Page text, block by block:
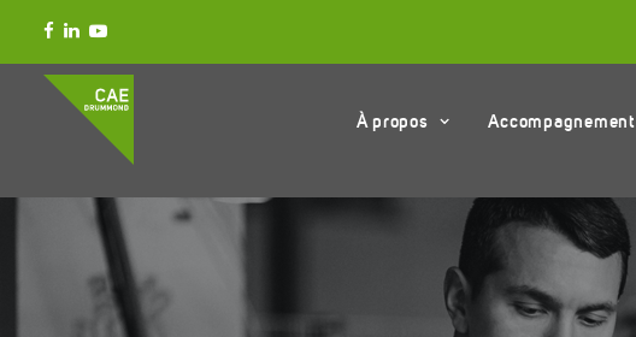
À propos Accompagnement